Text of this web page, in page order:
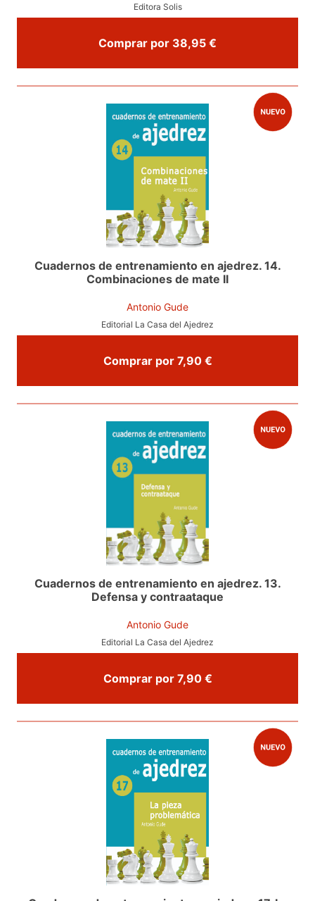
Editora Solis
Comprar por 38,95 €
Cuadernos de entrenamiento en ajedrez. 14.
Combinaciones de mate II
Antonio Gude
Editorial La Casa del Ajedrez
Comprar por 7,90 €
Cuadernos de entrenamiento en ajedrez. 13.
Defensa y contraataque
Antonio Gude
Editorial La Casa del Ajedrez
Comprar por 7,90 €